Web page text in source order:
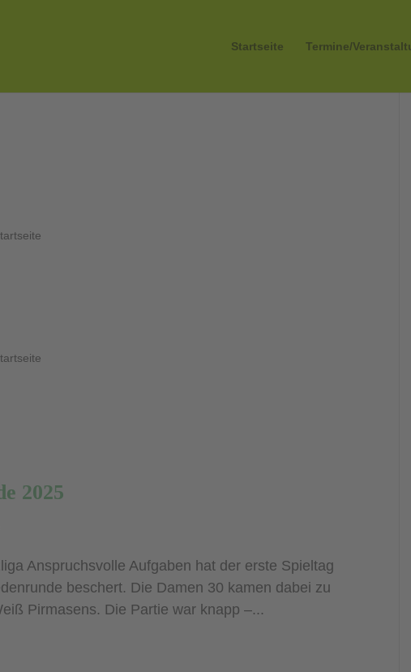
Startseite Termine/
2025
Anspruchsvolle Aufgaben hat der erste Spieltag
beschert. Die Damen 30 kamen dabei zu
Pirmasens. Die Partie war knapp –...